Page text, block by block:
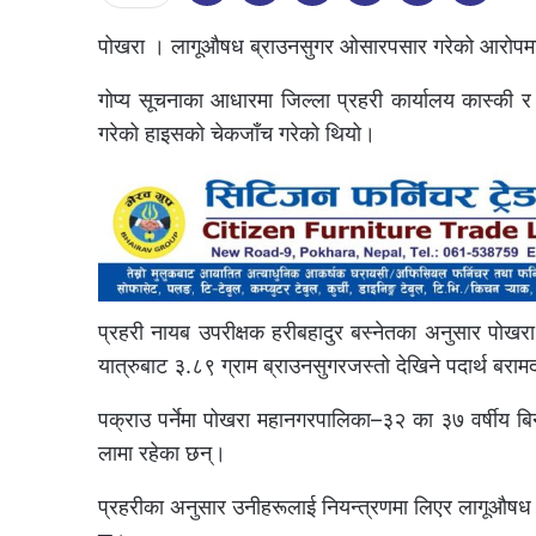
पोखरा । लागूऔषध ब्राउनसुगर ओसारपसार गरेको
गोप्य सूचनाका आधारमा जिल्ला प्रहरी कार्यालय
गरेको हाइसको चेकजाँच गरेको थियो।
प्रहरी नायब उपरीक्षक हरीबहादुर बस्नेतका अनुसार
यात्रुबाट ३.८९ ग्राम ब्राउनसुगरजस्तो देखिने पदार्थ
पक्राउ पर्नेमा पोखरा महानगरपालिका–३२ का ३७ वर्षीय
लामा रहेका छन्।
प्रहरीका अनुसार उनीहरूलाई नियन्त्रणमा लिएर